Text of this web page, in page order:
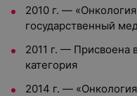
2010 г. —
государственный
2011 г. — Присвоена
категория
2014 г. —